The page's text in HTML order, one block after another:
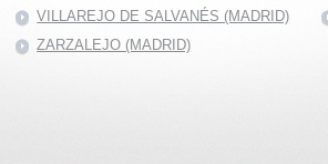
VILLAREJO DE SALVANÉS (MADRID)
ZARZALEJO (MADRID)